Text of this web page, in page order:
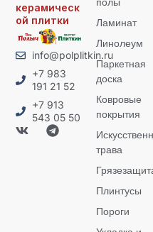
керамическ
ой плитки
info@polplitkin.ru
+7 983
191 21 52
+7 913
543 05 50
Ламинат
Линолеум
Паркетная
доска
Ковровые
покрытия
трава
Плинтусы
Пороги